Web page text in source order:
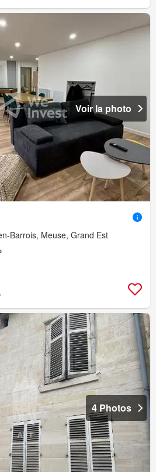
Voir la photo
Barrois, Meuse, Grand Est
4 Photos